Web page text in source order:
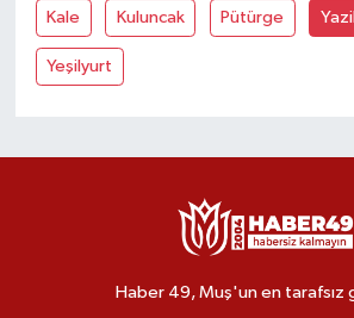
Kale Kuluncak Pütürge
Yeşilyurt
Haber 49, Muş'un en tarafsız